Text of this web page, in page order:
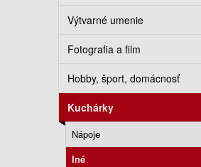
Výtvarné umenie
Fotografia a film
Hobby, šport, domácnosť
Kuchárky
Nápoje
Iné